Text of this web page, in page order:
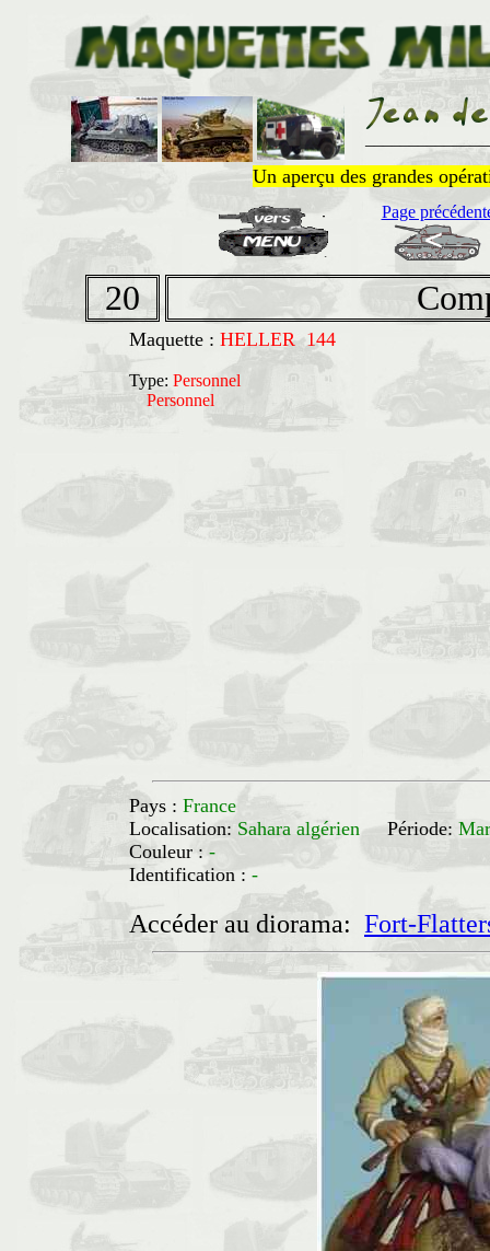
Un aperçu des grandes
Page
20
Maquette : HELLER 144
Type: Personnel
Personnel
Pays : France
Localisation: Sahara algérienPériode:
Couleur : -
Identification : -
Accéder au diorama: Fort-